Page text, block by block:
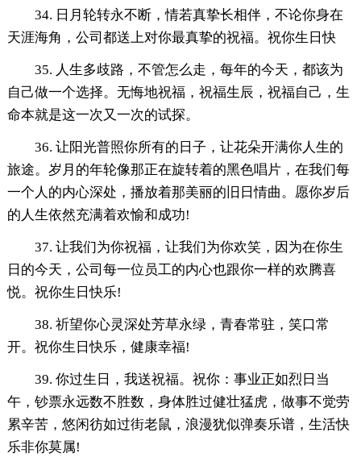
34. 日月轮转永不断，情若真挚长相伴，不论你身在
天涯海角，公司都送上对你最真挚的祝福。祝你生日快
35. 人生多歧路，不管怎么走，每年的今天，都该为
自己做一个选择。无悔地祝福，祝福生辰，祝福自己，生
命本就是这一次又一次的试探。
36. 让阳光普照你所有的日子，让花朵开满你人生的
旅途。岁月的年轮像那正在旋转着的黑色唱片，在我们每
一个人的内心深处，播放着那美丽的旧日情曲。愿你岁后
的人生依然充满着欢愉和成功!
37. 让我们为你祝福，让我们为你欢笑，因为在你生
日的今天，公司每一位员工的内心也跟你一样的欢腾喜
悦。祝你生日快乐!
38. 祈望你心灵深处芳草永绿，青春常驻，笑口常
开。祝你生日快乐，健康幸福!
39. 你过生日，我送祝福。祝你：事业正如烈日当
午，钞票永远数不胜数，身体胜过健壮猛虎，做事不觉劳
累辛苦，悠闲彷如过街老鼠，浪漫犹似弹奏乐谱，生活快
乐非你莫属!